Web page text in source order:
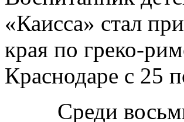
«Каисса» стал
края по греко-
Краснодаре с 25
Среди восьми